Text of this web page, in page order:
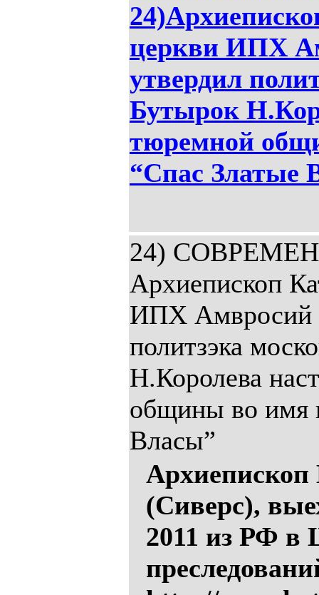
церкви ИПХ
утвердил
Бутырок
тюремной
“Спас Златые
24)
Архиепископ
ИПХ Амвросий
политзэка
Н.Королева
общины во имя
Власы”
(Сиверс),
2011 из РФ в